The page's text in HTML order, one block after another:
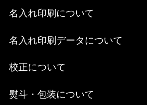
名入れ印刷について
名入れ印刷データについて
校正について
熨斗・包装について